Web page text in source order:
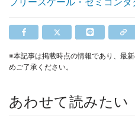
※本記事は掲載時点の情報であり、最
めご了承ください。
あわせて読みたい